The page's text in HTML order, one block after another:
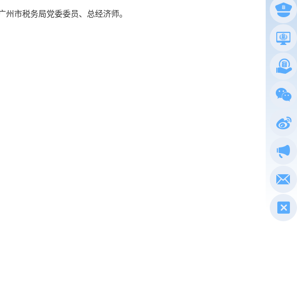
市税务局党委委员、总经济师。
总局
政务
执法
电子
税惠通